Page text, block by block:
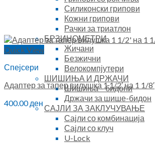
Силиконски грипови
Кожни грипови
Рачки за триатлон
БРЗИНОМЕТРИ
Жичани
Безжични
Велокомпјутери
ШИШИЊА И ДРЖАЧИ
Шишиња – бидони
Држачи за шише-бидон
САЈЛИ ЗА ЗАКЛУЧУВАЊЕ
Сајли со комбинација
Сајли со клуч
U-Lock
Quick View
Спејсери
Адаптер за тапер вилушка 1 1/2′ на 1 1/8′
400.00ден